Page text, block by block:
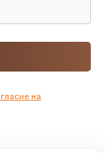
на